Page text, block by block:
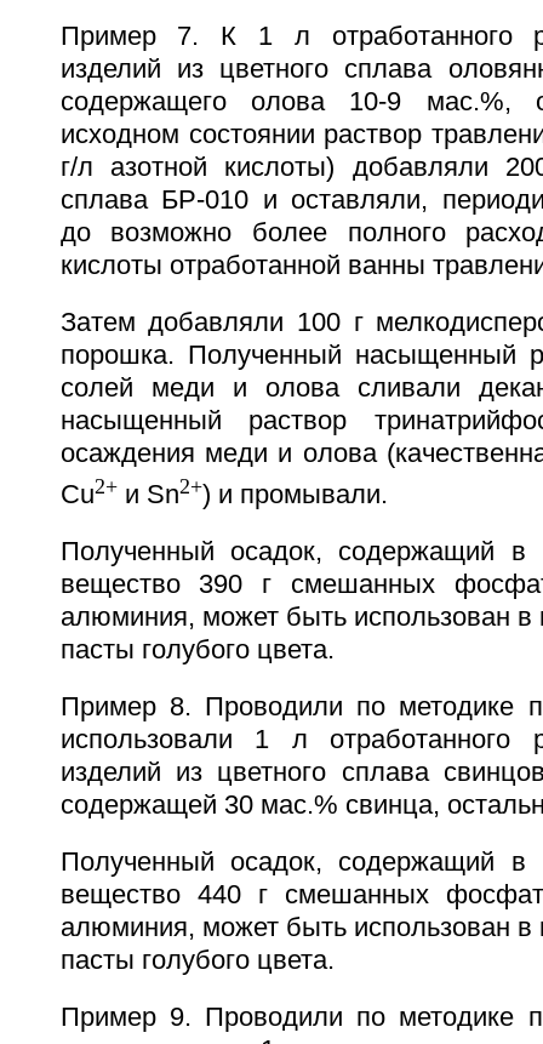
Пример 7. К 1 л отработанного
изделий из цветного сплава
содержащего олова 10-9 мас.%,
исходном состоянии раствор
г/л азотной кислоты) добавляли
сплава БР-010 и оставляли,
до возможно более полного
кислоты отработанной ванны
Затем добавляли 100 г
порошка. Полученный насыщенный
солей меди и олова сливали
насыщенный раствор
осаждения меди и олова
Cu2+и Sn2+) и промывали.
Полученный осадок, содержащий в
вещество 390 г смешанных
алюминия, может быть использован в
пасты голубого цвета.
Пример 8. Проводили по методике
использовали 1 л отработанного
изделий из цветного сплава
содержащей 30 мас.% свинца,
Полученный осадок, содержащий в
вещество 440 г смешанных
алюминия, может быть использован в
пасты голубого цвета.
Пример 9. Проводили по методике